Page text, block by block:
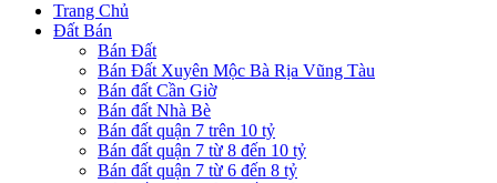
Trang Chủ
Đất Bán
Bán Đất
Bán Đất Xuyên Mộc Bà Rịa Vũng Tàu
Bán đất Cần Giờ
Bán đất Nhà Bè
Bán đất quận 7 trên 10 tỷ
Bán đất quận 7 từ 8 đến 10 tỷ
Bán đất quận 7 từ 6 đến 8 tỷ